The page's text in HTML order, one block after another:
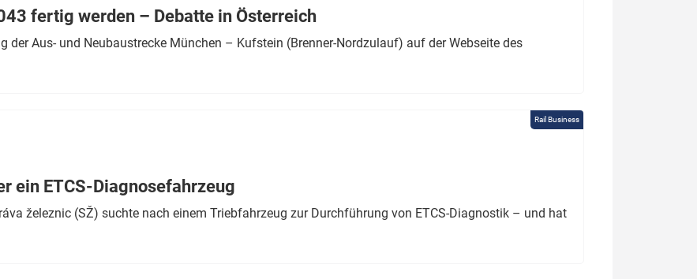
fertig werden – Debatte in Österreich
der Aus- und Neubaustrecke München – Kufstein (Brenner-Nordzulauf) auf der Webseite des
Rail Business
ein ETCS-Diagnosefahrzeug
železnic (SŽ) suchte nach einem Triebfahrzeug zur Durchführung von ETCS-Diagnostik – und hat